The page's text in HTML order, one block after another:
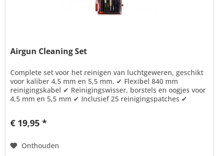
Airgun Cleaning Set
Complete set voor het reinigen van luchtgeweren, geschikt
voor kaliber 4,5 mm en 5,5 mm. ✔ Flexibel 840 mm
reinigingskabel ✔ Reinigingswisser, borstels en oogjes voor
4,5 mm en 5,5 mm ✔ Inclusief 25 reinigingspatches ✔
€ 19,95 *
Onthouden